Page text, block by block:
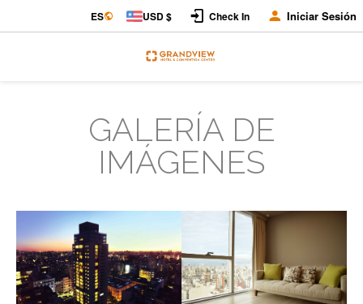
ES USD $ Check In Iniciar Sesión
GALERÍA DE
IMÁGENES